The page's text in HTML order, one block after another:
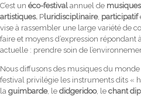
C’est un éco-festival annuel de
artistiques. Pluridisciplinaire, participatif
vise à rassembler une large variété de
faire et moyens d’expression
actuelle : prendre soin de
Nous diffusons des musiques du
festival privilégie les instruments dits «
la guimbarde, le didgeridoo, le chant